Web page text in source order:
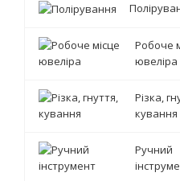
Робоче
ювеліра
Різка,
кування
Ручний